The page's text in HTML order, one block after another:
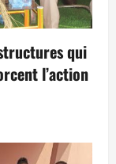
qui
l’action